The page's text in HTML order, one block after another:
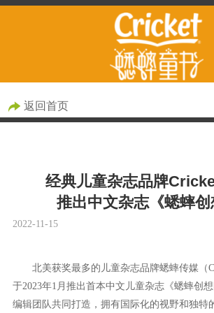
返回首页
经典儿童杂志品牌
推出中文杂志《蟋蟀创
2022-11-15
北美获奖最多的儿童杂志品牌蟋蟀传媒（
于2023年1月推出首本中文儿童杂志《蟋蟀创
编辑团队共同打造，拥有国际化的视野和独特